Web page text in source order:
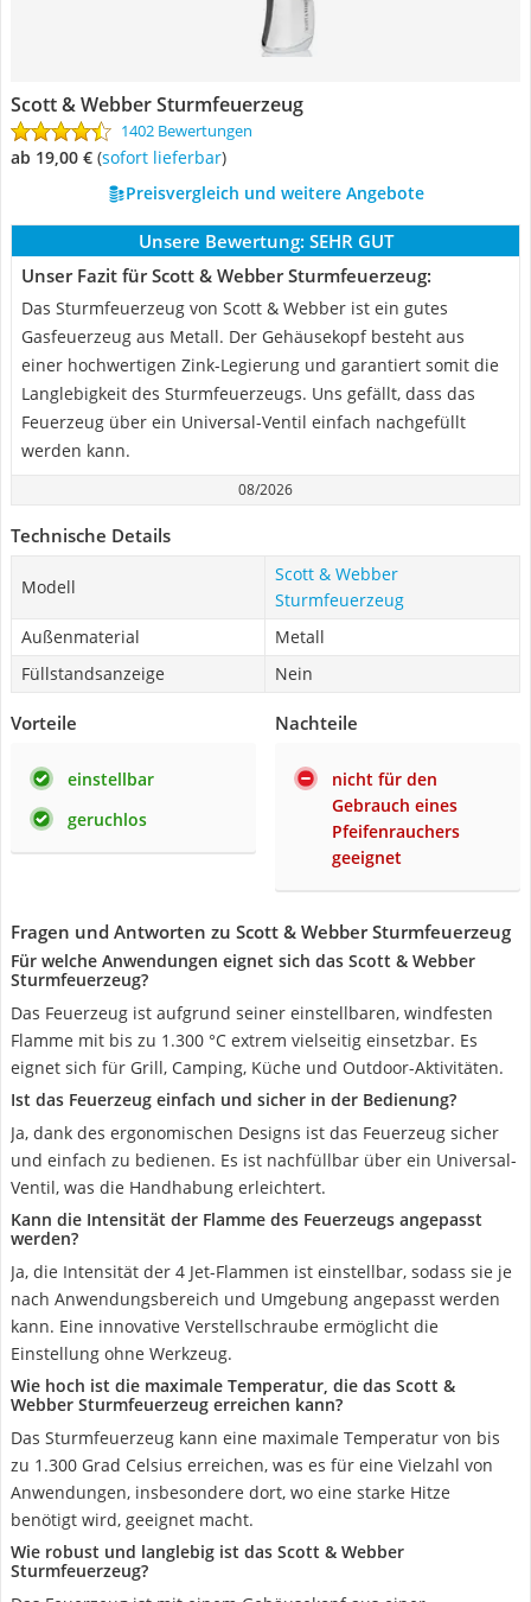
Scott & Webber Sturmfeuerzeug
1402 Bewertungen
ab 19,00 € ( Sofort lieferbar)
Preisvergleich und weitere Angebote
Unsere Bewertung: SEHR GUT
Unser Fazit für Scott & Webber Sturmfeuerzeug:
Das Sturmfeuerzeug von Scott & Webber ist ein gutes
Gasfeuerzeug aus Metall. Der Gehäusekopf besteht aus
einer hochwertigen Zink-Legierung und garantiert somit die
Langlebigkeit des Sturmfeuerzeugs. Uns gefällt, dass das
Feuerzeug über ein Universal-Ventil einfach nachgefüllt
werden kann.
08/2026
Technische Details
Modell
Scott & Webber
Sturmfeuerzeug
Außenmaterial
Metall
Füllstandsanzeige
Nein
Vorteile
einstellbar
geruchlos
Nachteile
nicht für den
Gebrauch eines
Pfeifenrauchers
geeignet
Fragen und Antworten zu Scott & Webber Sturmfeuerzeug
Für welche Anwendungen eignet sich das Scott & Webber
Sturmfeuerzeug?
Das Feuerzeug ist aufgrund seiner einstellbaren, windfesten
Flamme mit bis zu 1.300 °C extrem vielseitig einsetzbar. Es
eignet sich für Grill, Camping, Küche und Outdoor-Aktivitäten.
Ist das Feuerzeug einfach und sicher in der Bedienung?
Ja, dank des ergonomischen Designs ist das Feuerzeug sicher
und einfach zu bedienen. Es ist nachfüllbar über ein Universal-
Ventil, was die Handhabung erleichtert.
Kann die Intensität der Flamme des Feuerzeugs angepasst
werden?
Ja, die Intensität der 4 Jet-Flammen ist einstellbar, sodass sie je
nach Anwendungsbereich und Umgebung angepasst werden
kann. Eine innovative Verstellschraube ermöglicht die
Einstellung ohne Werkzeug.
Wie hoch ist die maximale Temperatur, die das Scott &
Webber Sturmfeuerzeug erreichen kann?
Das Sturmfeuerzeug kann eine maximale Temperatur von bis
zu 1.300 Grad Celsius erreichen, was es für eine Vielzahl von
Anwendungen, insbesondere dort, wo eine starke Hitze
benötigt wird, geeignet macht.
Wie robust und langlebig ist das Scott & Webber
Sturmfeuerzeug?